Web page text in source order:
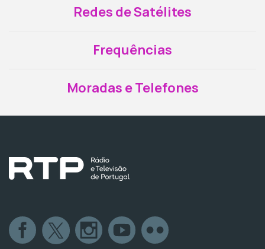
Redes de Satélites
Frequências
Moradas e Telefones